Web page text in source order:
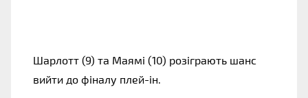
Шарлотт (9) та Маямі (10) розіграють шанс
вийти до фіналу плей-ін.